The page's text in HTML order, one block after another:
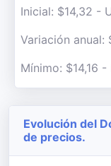
Inicial: $14,32 -
Variación anual:
Mínimo: $14,16
Evolución del
de precios.